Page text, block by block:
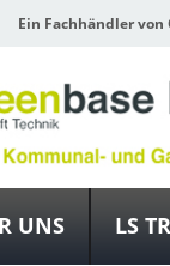
Ein Fachhändler von
UNS LS